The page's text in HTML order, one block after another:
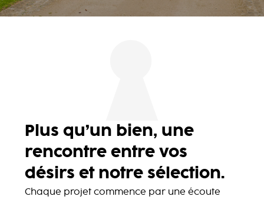
Plus qu’un bien, une
rencontre entre vos
désirs et notre sélection.
Chaque projet commence par une écoute